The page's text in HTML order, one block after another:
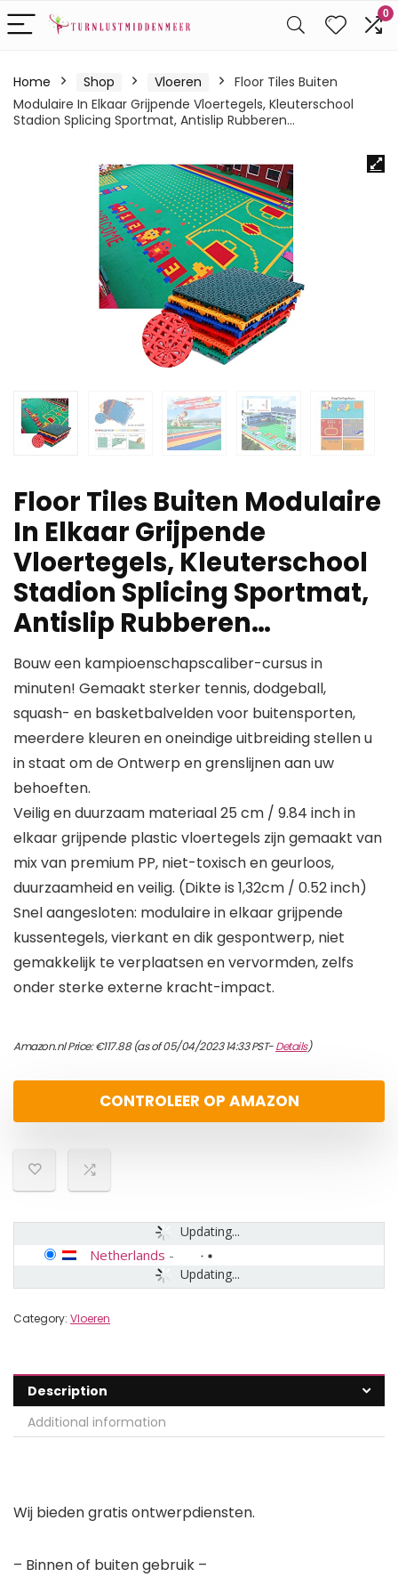
0
Home Shop Vloeren
Floor Tiles Buiten
Modulaire In Elkaar Grijpende Vloertegels, Kleuterschool
Stadion Splicing Sportmat, Antislip Rubberen…
Floor Tiles Buiten Modulaire
In Elkaar Grijpende
Vloertegels, Kleuterschool
Stadion Splicing Sportmat,
Antislip Rubberen…
Bouw een kampioenschapscaliber-cursus in
minuten! Gemaakt sterker tennis, dodgeball,
squash- en basketbalvelden voor buitensporten,
meerdere kleuren en oneindige uitbreiding stellen u
in staat om de Ontwerp en grenslijnen aan uw
behoeften.
Veilig en duurzaam materiaal 25 cm / 9.84 inch in
elkaar grijpende plastic vloertegels zijn gemaakt van
mix van premium PP, niet-toxisch en geurloos,
duurzaamheid en veilig. (Dikte is 1,32cm / 0.52 inch)
Snel aangesloten: modulaire in elkaar grijpende
kussentegels, vierkant en dik gespontwerp, niet
gemakkelijk te verplaatsen en vervormden, zelfs
onder sterke externe kracht-impact.
Amazon.nl Price:€117.88(as of 05/04/2023 14:33 PST-Details)
CONTROLEER OP AMAZON
Updating...
Updating...
Netherlands -
Category: Vloeren
Description
Additional information
Wij bieden gratis ontwerpdiensten.
– Binnen of buiten gebruik –